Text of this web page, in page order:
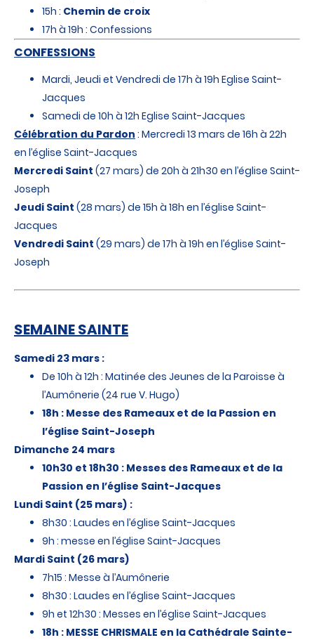
15h : Chemin de croix
17h à 19h : Confessions
CONFESSIONS
Mardi, Jeudi et Vendredi de 17h à 19h Eglise Saint-
Jacques
Samedi de 10h à 12h Eglise Saint-Jacques
Célébration du Pardon : Mercredi 13 mars de 16h à 22h
en l’église Saint-Jacques
Mercredi Saint (27 mars) de 20h à 21h30 en l’église Saint-
Joseph
Jeudi Saint (28 mars) de 15h à 18h en l’église Saint-
Jacques
Vendredi Saint (29 mars) de 17h à 19h en l’église Saint-
Joseph
SEMAINE SAINTE
Samedi 23 mars :
De 10h à 12h : Matinée des Jeunes de la Paroisse à
l’Aumônerie (24 rue V. Hugo)
18h : Messe des Rameaux et de la Passion en
l’église Saint-Joseph
Dimanche 24 mars
10h30 et 18h30 : Messes des Rameaux et de la
Passion en l’église Saint-Jacques
Lundi Saint (25 mars) :
8h30 : Laudes en l’église Saint-Jacques
9h : messe en l’église Saint-Jacques
Mardi Saint (26 mars)
7h15 : Messe à l’Aumônerie
8h30 : Laudes en l’église Saint-Jacques
9h et 12h30 : Messes en l’église Saint-Jacques
18h : MESSE CHRISMALE en la Cathédrale Sainte-